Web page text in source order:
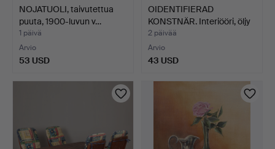
NOJATUOLI, taivutettua
puuta, 1900-luvun v…
1 päivä
Arvio
53 USD
OIDENTIFIERAD
KONSTNÄR. Interiööri, öljy
k…
2 päivää
Arvio
43 USD